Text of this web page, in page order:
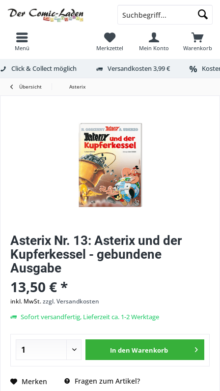
Menü Warenkorb
Merkzettel Mein Konto
Click & Collect möglich Versandkosten 3,99 €
Übersicht Asterix
Asterix Nr. 13: Asterix und der
Kupferkessel - gebundene
Ausgabe
13,50 € *
inkl. MwSt.zzgl. Versandkosten
Sofort versandfertig, Lieferzeit ca. 1-2 Werktage
In den Warenkorb
Merken Fragen zum Artikel?